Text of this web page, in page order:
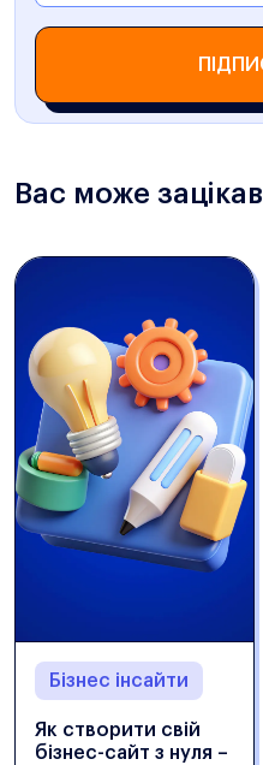
Вас може
Бізнес інсайти
Як створити свій
бізнес-сайт з нуля –